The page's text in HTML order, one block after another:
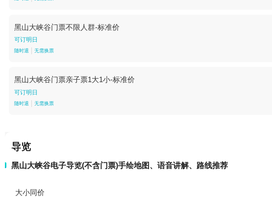
黑山大峡谷门票不限人群-标准价
可订明日
随时退 无需换票
黑山大峡谷门票亲子票1大1小-标准价
可订明日
随时退 无需换票
导览
黑山大峡谷电子导览(不含门票)手绘地图、语音讲解、路线推荐
大小同价